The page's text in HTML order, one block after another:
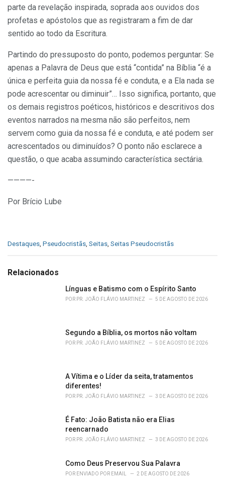
parte da revelação inspirada, soprada aos ouvidos dos
profetas e apóstolos que as registraram a fim de dar
sentido ao todo da Escritura.
Partindo do pressuposto do ponto, podemos perguntar: Se
apenas a Palavra de Deus que está “contida” na Bíblia “é a
única e perfeita guia da nossa fé e conduta, e a Ela nada se
pode acrescentar ou diminuir”… Isso significa, portanto, que
os demais registros poéticos, históricos e descritivos dos
eventos narrados na mesma não são perfeitos, nem
servem como guia da nossa fé e conduta, e até podem ser
acrescentados ou diminuídos? O ponto não esclarece a
questão, o que acaba assumindo característica sectária.
————-
Por Brício Lube
C
e
Destaques, Pseudocristãs, Seitas, Seitas Pseudocristãs
Relacionados
Línguas e Batismo com o Espírito Santo
POR PR. JOÃO FLÁVIO MARTINEZ 5 DE AGOSTO DE 2026
Segundo a Bíblia, os mortos não voltam
POR PR. JOÃO FLÁVIO MARTINEZ 5 DE AGOSTO DE 2026
A Vítima e o Líder da seita, tratamentos
diferentes!
POR PR. JOÃO FLÁVIO MARTINEZ 3 DE AGOSTO DE 2026
É Fato: João Batista não era Elias
reencarnado
POR PR. JOÃO FLÁVIO MARTINEZ 3 DE AGOSTO DE 2026
Como Deus Preservou Sua Palavra
POR ENVIADO POR EMAIL 2 DE AGOSTO DE 2026